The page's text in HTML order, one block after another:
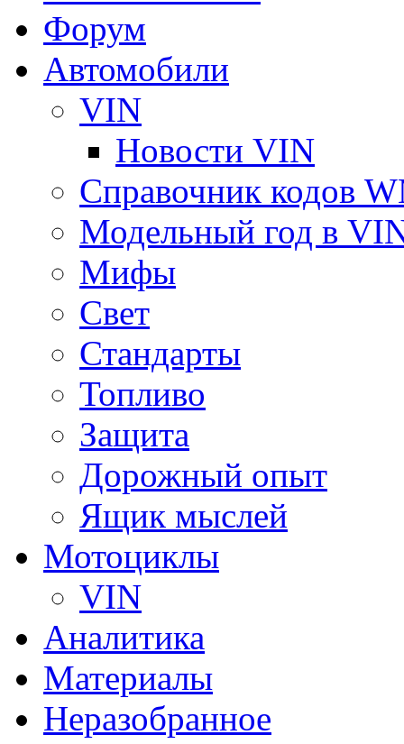
Форум
Автомобили
VIN
Новости VIN
Справочник кодов
Модельный год в
Мифы
Свет
Стандарты
Топливо
Защита
Дорожный опыт
Ящик мыслей
Мотоциклы
VIN
Аналитика
Материалы
Неразобранное